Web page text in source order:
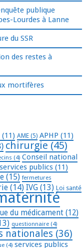
publique
Lourdes à Lanne
du SSR
des restes à
mortifères
(11) AME (5) APHP (11)
chirurgie (45)
(4) Conseil national
publics (11)
(15) fermetures
(14) IVG (13) Loi santé
du médicament (12)
questionnaire (4)
nationales (36)
(4) services publics